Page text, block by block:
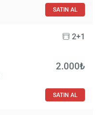
SATIN AL
2+1
2.000₺
SATIN AL